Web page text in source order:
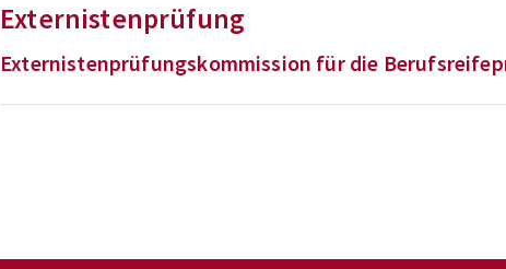
Externistenprüfung
Externistenprüfungskommission für die